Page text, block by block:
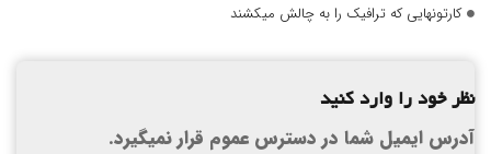
کارتونهایی که ترافیک را به چالش میکشند
نظر خود را وارد کنید
آدرس ایمیل شما در دسترس عموم قرار نمیگیرد.